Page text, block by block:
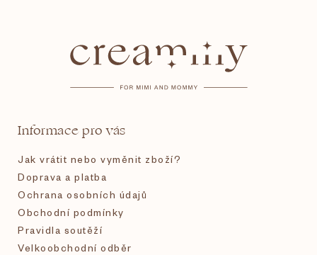
Informace pro vás
Jak vrátit nebo vyměnit zboží?
Doprava a platba
Ochrana osobních údajů
Obchodní podmínky
Pravidla soutěží
Velkoobchodní odběr